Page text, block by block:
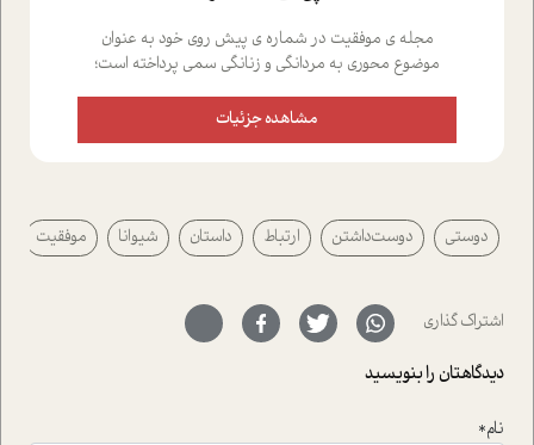
مجله ی موفقیت در شماره ی پیش روی خود به عنوان
موضوع محوری به مردانگی و زنانگی سمی پرداخته است؛
علیخواه، جامعه شناس در بخش های مختلف تلاش کرده ایم
از دریچه های گوناگون به این موضوع مهم بپردازیم.فصل
پیرامون آن آشنا می کند.در بخش دو فنجان داغ به سراغ افرادی
رفته ایم که موفقیت را در عمل به اثبات رسانده اند؛ سید
حمیدرضا محتشمی که بیست و پنجمین سال فعالیت حرفه
سر نهاده است و نیز کرامت عزیز زاده؛ سفیر صلح و دوستی که
با رکاب زدن در بیش از هفتاد کشور و کاشتن درخت، به نماد
حمایت از محیط زیست و منابع طبیعی تبدیل گشته
است.فصل روایت اجنبی ها در این شماره به دو موضوع
ای که به زندگی شگفت انگیز جین گودال و تاثیرات کاوش های
مشاهده جزئیات
دوستی دوست‌داشتن ارتباط داستان شیوانا موفقیت
اشتراک گذاری
دیدگاهتان را بنویسید
نام*